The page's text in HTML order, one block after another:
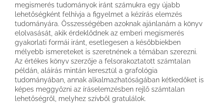
megismerés tudományok iránt számukra egy újabb
lehetőségként felhívja a figyelmet a kézírás elemzés
tudományára. Összességében azoknak ajánlanám a könyv
elolvasását, akik érdeklődnek az emberi megismerés
gyakorlati formái iránt, esetlegesen a későbbiekben
mélyebb ismereteket is szeretnének a témában szerezni.
Az értékes könyv szerzője a felsorakoztatott számtalan
példán, aláírás mintán keresztül a grafológia
tudományában, annak alkalmazhatóságában kétkedőket is
képes meggyőzni az íráselemzésben rejlő számtalan
lehetőségről, melyhez szívből gratulálok.